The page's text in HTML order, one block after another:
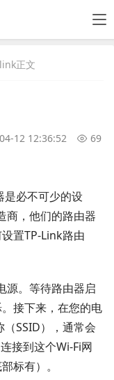
正文
12 12:36:52
69
是必不可少的设
商，他们的路由器
置TP-Link路由
源。等待路由器启
接下来，在您的电
SSID），通常会
接到这个Wi-Fi网
标有）。